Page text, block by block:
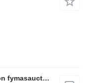
Fymas Auctions ApS – visit the auction fymasauctions.dk